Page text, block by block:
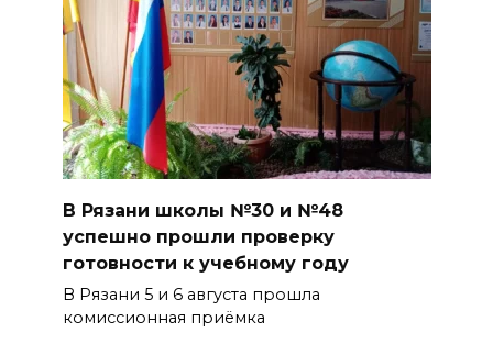
В Рязани школы №30 и №48
успешно прошли проверку
готовности к учебному году
В Рязани 5 и 6 августа прошла
комиссионная приёмка